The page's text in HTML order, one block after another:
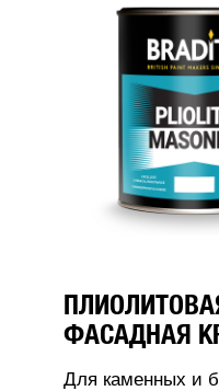
ФАСАДНАЯ
Для каменных и